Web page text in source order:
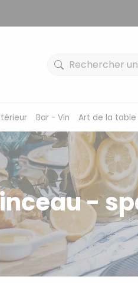
Bar - Vin Art de la table
-